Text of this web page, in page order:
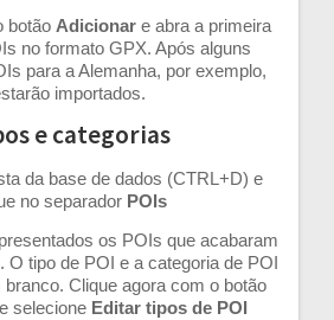
botão Adicionar e abra a primeira
no formato GPX. Após alguns
para a Alemanha, por exemplo,
importados.
e categorias
da base de dados (CTRL+D) e
no separador POIs
os POIs que acabaram
O tipo de POI e a categoria de POI
Clique agora com o botão
selecione Editar tipos de POI